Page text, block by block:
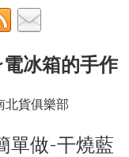
冰箱的手作
北貨俱樂部
單做-干燒藍